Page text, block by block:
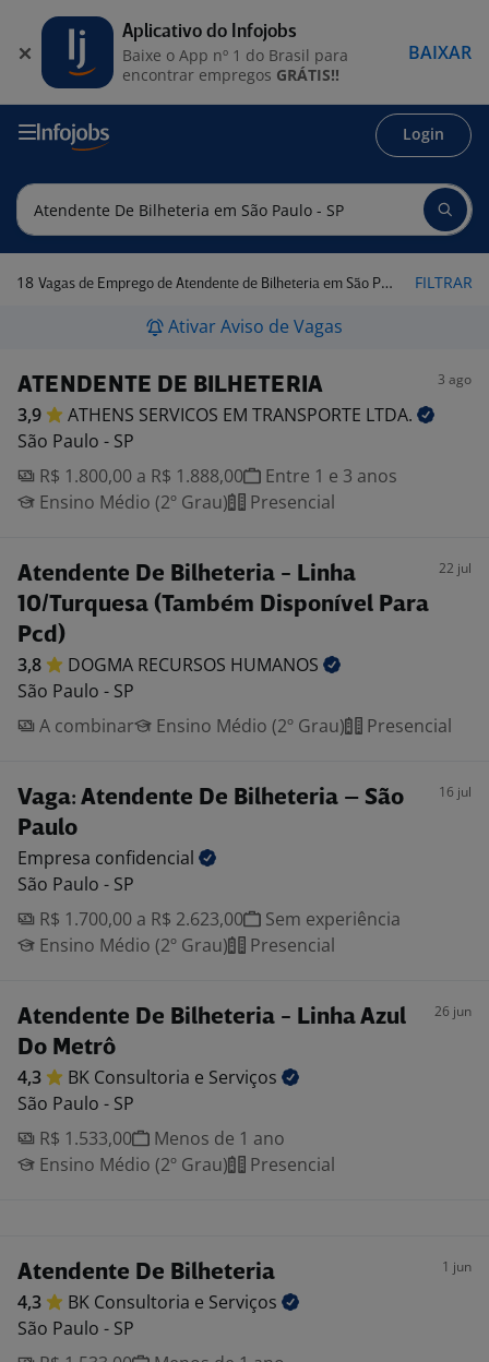
Login
18 Vagas de Emprego de Atendente de Bilheteria em São Paulo - SP FILTRAR
Ativar Aviso de Vagas
ATENDENTE DE BILHETERIA 3 ago
3,9 ATHENS SERVICOS EM TRANSPORTE LTDA.
São Paulo - SP
R$ 1.800,00 a R$ 1.888,00
Entre 1 e 3 anos
Ensino Médio (2º Grau)
Presencial
Atendente De Bilheteria - Linha
10/Turquesa (Também Disponível Para
Pcd)
22 jul
3,8 DOGMA RECURSOS HUMANOS
São Paulo - SP
A combinar
Ensino Médio (2º Grau) Presencial
Vaga: Atendente De Bilheteria – São
Paulo
16 jul
Empresa confidencial
São Paulo - SP
R$ 1.700,00 a R$ 2.623,00
Sem experiência
Ensino Médio (2º Grau)
Presencial
Atendente De Bilheteria - Linha Azul
Do Metrô
26 jun
4,3 BK Consultoria e Serviços
São Paulo - SP
R$ 1.533,00
Menos de 1 ano
Ensino Médio (2º Grau)
Presencial
Atendente De Bilheteria 1 jun
4,3 BK Consultoria e Serviços
São Paulo - SP
Aplicativo do Infojobs
Baixe o App nº 1 do Brasil para
encontrar empregos GRÁTIS!!
BAIXAR